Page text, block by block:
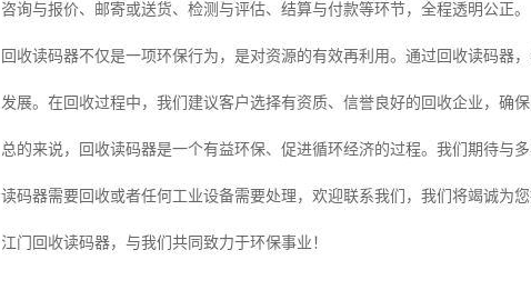
咨询与报价、邮寄或送货、检测与评估、结算与付款等环节，全程透明公正。
回收读码器不仅是一项环保行为，是对资源的有效再利用。通过回收读码器
发展。在回收过程中，我们建议客户选择有资质、信誉良好的回收企业，确保
总的来说，回收读码器是一个有益环保、促进循环经济的过程。我们期待与
读码器需要回收或者任何工业设备需要处理，欢迎联系我们，我们将竭诚为您
江门回收读码器，与我们共同致力于环保事业！